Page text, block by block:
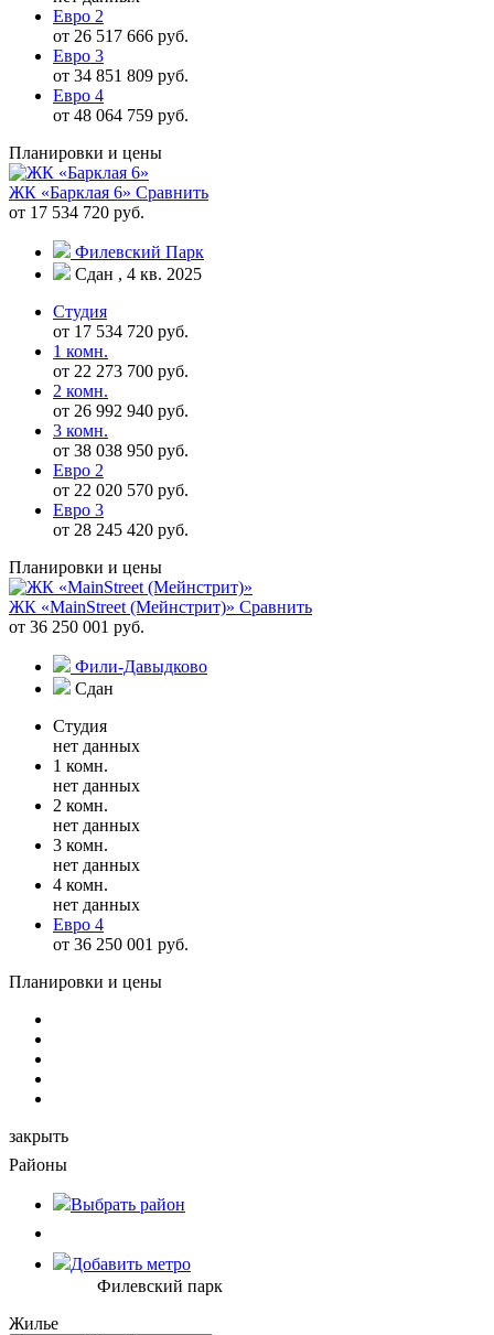
Евро 2
от 26 517 666 руб.
Евро 3
от 34 851 809 руб.
Евро 4
от 48 064 759 руб.
Планировки и цены
ЖК «Барклая 6» Сравнить
от 17 534 720 руб.
Филевский Парк
Сдан , 4 кв. 2025
Студия
от 17 534 720 руб.
1 комн.
от 22 273 700 руб.
2 комн.
от 26 992 940 руб.
3 комн.
от 38 038 950 руб.
Евро 2
от 22 020 570 руб.
Евро 3
от 28 245 420 руб.
Планировки и цены
ЖК «MainStreet (Мейнстрит)» Сравнить
от 36 250 001 руб.
Фили-Давыдково
Сдан
Студия
нет данных
1 комн.
нет данных
2 комн.
нет данных
3 комн.
нет данных
4 комн.
нет данных
Евро 4
от 36 250 001 руб.
Планировки и цены
закрыть
Районы
Выбрать район
Добавить метро
Филевский парк
Жилье